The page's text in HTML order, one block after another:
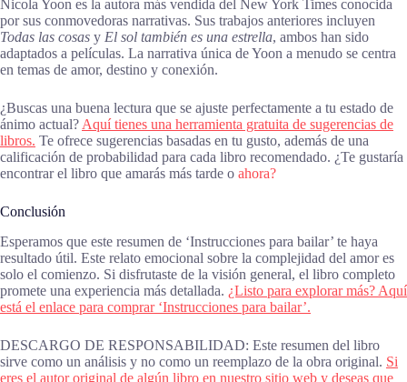
Nicola Yoon es la autora más vendida del New York Times conocida
por sus conmovedoras narrativas. Sus trabajos anteriores incluyen
Todas las cosas y El sol también es una estrella, ambos han sido
adaptados a películas. La narrativa única de Yoon a menudo se centra
en temas de amor, destino y conexión.
¿Buscas una buena lectura que se ajuste perfectamente a tu estado de
ánimo actual? Aquí tienes una herramienta gratuita de sugerencias de
libros. Te ofrece sugerencias basadas en tu gusto, además de una
calificación de probabilidad para cada libro recomendado. ¿Te gustaría
encontrar el libro que amarás más tarde o ahora?
Conclusión
Esperamos que este resumen de ‘Instrucciones para bailar’ te haya
resultado útil. Este relato emocional sobre la complejidad del amor es
solo el comienzo. Si disfrutaste de la visión general, el libro completo
promete una experiencia más detallada. ¿Listo para explorar más? Aquí
está el enlace para comprar ‘Instrucciones para bailar’.
DESCARGO DE RESPONSABILIDAD: Este resumen del libro
sirve como un análisis y no como un reemplazo de la obra original. Si
eres el autor original de algún libro en nuestro sitio web y deseas que